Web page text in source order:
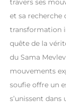
travers ses
et sa recherche
transformation
quête de la
du Sama
mouvements
soufie offre un
s’unissent